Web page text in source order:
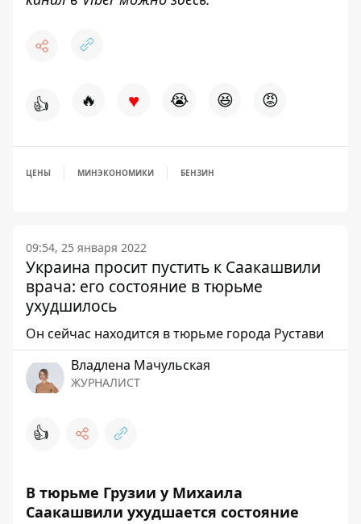
👍 🔥 ♥ 😭 😆 😡
ЦЕНЫ МИНЭКОНОМИКИ БЕНЗИН
09:54, 25 января 2022
Украина просит пустить к Саакашвили
врача: его состояние в тюрьме
ухудшилось
Он сейчас находится в тюрьме города Рустави
Владлена Мачульская
ЖУРНАЛИСТ
👍
В тюрьме Грузии у Михаила
Саакашвили ухудшается состояние